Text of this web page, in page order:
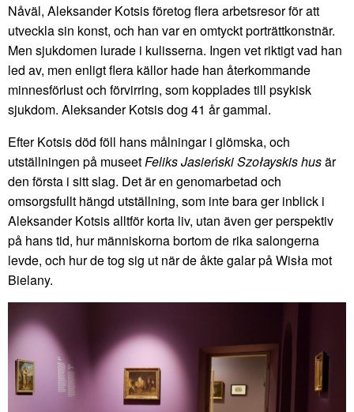
Nåväl, Aleksander Kotsis företog flera arbetsresor för att
utveckla sin konst, och han var en omtyckt porträttkonstnär.
Men sjukdomen lurade i kulisserna. Ingen vet riktigt vad han
led av, men enligt flera källor hade han återkommande
minnesförlust och förvirring, som kopplades till psykisk
sjukdom. Aleksander Kotsis dog 41 år gammal.
Efter Kotsis död föll hans målningar i glömska, och
utställningen på museetFeliks Jasieński Szołayskis husär
den första i sitt slag. Det är en genomarbetad och
omsorgsfullt hängd utställning, som inte bara ger inblick i
Aleksander Kotsis alltför korta liv, utan även ger perspektiv
på hans tid, hur människorna bortom de rika salongerna
levde, och hur de tog sig ut när de åkte galar på Wisła mot
Bielany.